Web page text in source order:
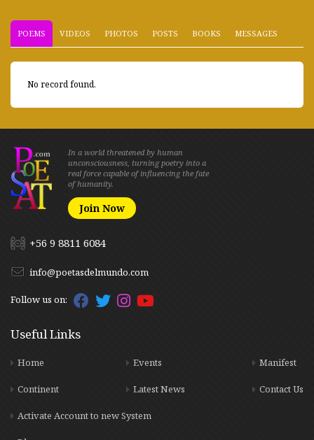
POEMS VIDEOS PHOTOS POSTS BOOKS MESSAGES
No record found.
In a world threatened by human
unconsciousness, turning poetry into a
real force capable of influencing the fate
of humanity.
Join Now
+56 9 8811 6084
info@poetasdelmundo.com
Follow us on:
Useful Links
Home
Continent
Events
Latest News
Manifest
Contact Us
Activate Account to new System